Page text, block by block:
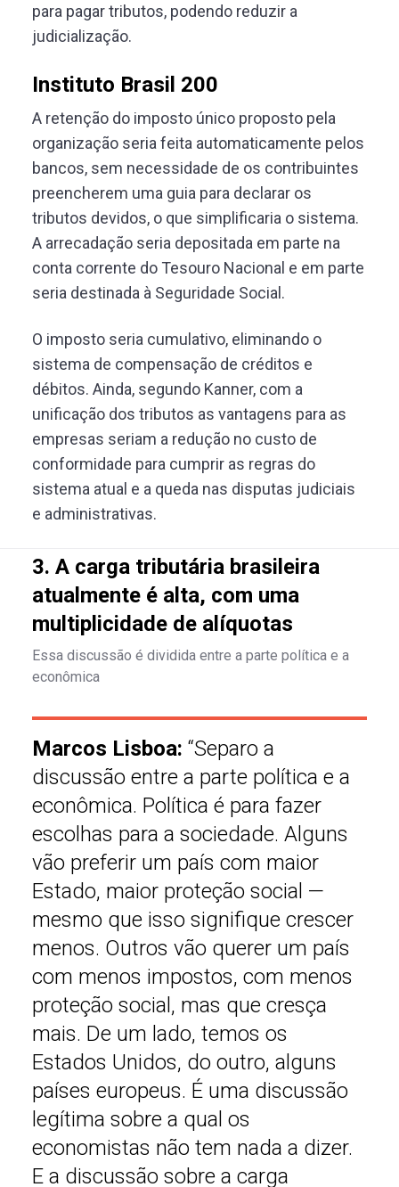
para pagar tributos, podendo reduzir a
judicialização.
Instituto Brasil 200
A retenção do imposto único proposto pela
organização seria feita automaticamente pelos
bancos, sem necessidade de os contribuintes
preencherem uma guia para declarar os
tributos devidos, o que simplificaria o sistema.
A arrecadação seria depositada em parte na
conta corrente do Tesouro Nacional e em parte
seria destinada à Seguridade Social.
O imposto seria cumulativo, eliminando o
sistema de compensação de créditos e
débitos. Ainda, segundo Kanner, com a
unificação dos tributos as vantagens para as
empresas seriam a redução no custo de
conformidade para cumprir as regras do
sistema atual e a queda nas disputas judiciais
e administrativas.
3. A carga tributária brasileira
atualmente é alta, com uma
multiplicidade de alíquotas
Essa discussão é dividida entre a parte política e a
econômica
Marcos Lisboa: “Separo a
discussão entre a parte política e a
econômica. Política é para fazer
escolhas para a sociedade. Alguns
vão preferir um país com maior
Estado, maior proteção social —
mesmo que isso signifique crescer
menos. Outros vão querer um país
com menos impostos, com menos
proteção social, mas que cresça
mais. De um lado, temos os
Estados Unidos, do outro, alguns
países europeus. É uma discussão
legítima sobre a qual os
economistas não tem nada a dizer.
E a discussão sobre a carga